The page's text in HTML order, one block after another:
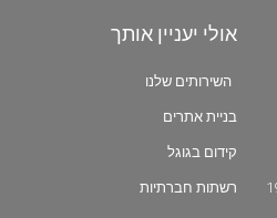
אולי יעניין אותך
השירותים שלנו
בניית אתרים
קידום בגוגל
רשתות חברתיות